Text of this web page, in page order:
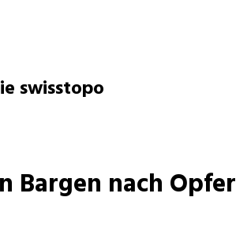
swisstopo
Bargen nach